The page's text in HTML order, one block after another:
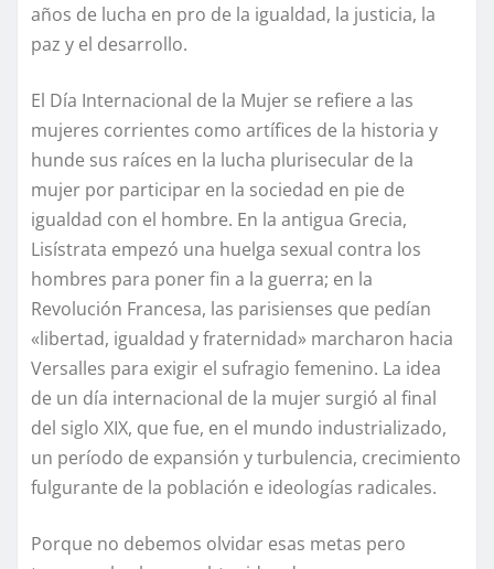
años de lucha en pro de la igualdad, la justicia, la
paz y el desarrollo.
El Día Internacional de la Mujer se refiere a las
mujeres corrientes como artífices de la historia y
hunde sus raíces en la lucha plurisecular de la
mujer por participar en la sociedad en pie de
igualdad con el hombre. En la antigua Grecia,
Lisístrata empezó una huelga sexual contra los
hombres para poner fin a la guerra; en la
Revolución Francesa, las parisienses que pedían
«libertad, igualdad y fraternidad» marcharon hacia
Versalles para exigir el sufragio femenino. La idea
de un día internacional de la mujer surgió al final
del siglo XIX, que fue, en el mundo industrializado,
un período de expansión y turbulencia, crecimiento
fulgurante de la población e ideologías radicales.
Porque no debemos olvidar esas metas pero